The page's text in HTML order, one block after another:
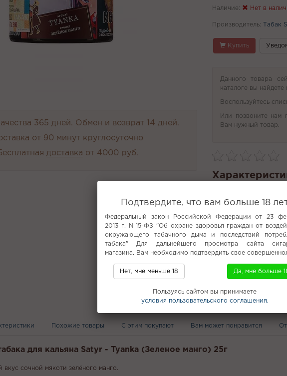
365 дней. Обмен и возврат 14 дней.
от 90 минут круглосуточно
доставка от 4000 руб.
Наличие: Нет в
Производитель: Табак
Купить
Данного товара
каталоге вы
Воспользуйтесь
Или позвоните нам
Вам нужный товар.
Все характеристики
Популярное
Табак для кальяна с
Похожие товары С этим покупают Вам может понравится
для кальяна Satyr - Tyanka (Зеленое манго) 25г
вкус сочной мякоти зелёного манго.
Подтвердите, что вам больше 18
Федеральный закон Российской Федерации от 23
2013 г. N 15-ФЗ "Об охране здоровья граждан от
окружающего табачного дыма и последствий
табака" Для дальнейшего просмотра сайта
магазина, Вам необходимо подтвердить свое
Нет, мне меньше 18 Да, мне больше
Пользуясь сайтом вы принимаете
условия пользовательского соглашения.